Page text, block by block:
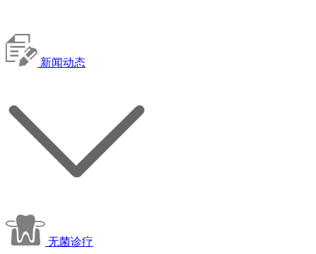
新闻动态
无菌诊疗